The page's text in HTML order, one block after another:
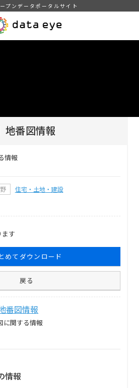
プンデータポータルサイト
地番図情報
情報
住宅・土地・建設
す
めてダウンロード
戻る
番図情報
に関する情報
情報